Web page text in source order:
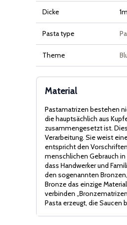
Dicke
Pasta type
Theme
Material
Pastamatrizen bestehen
die hauptsächlich aus
zusammengesetzt ist.
Verarbeitung. Sie weist
entspricht den
menschlichen Gebrauch
dass Handwerker und
den sogenannten
Bronze das einzige
verbinden
Pasta erzeugt, die Saucen